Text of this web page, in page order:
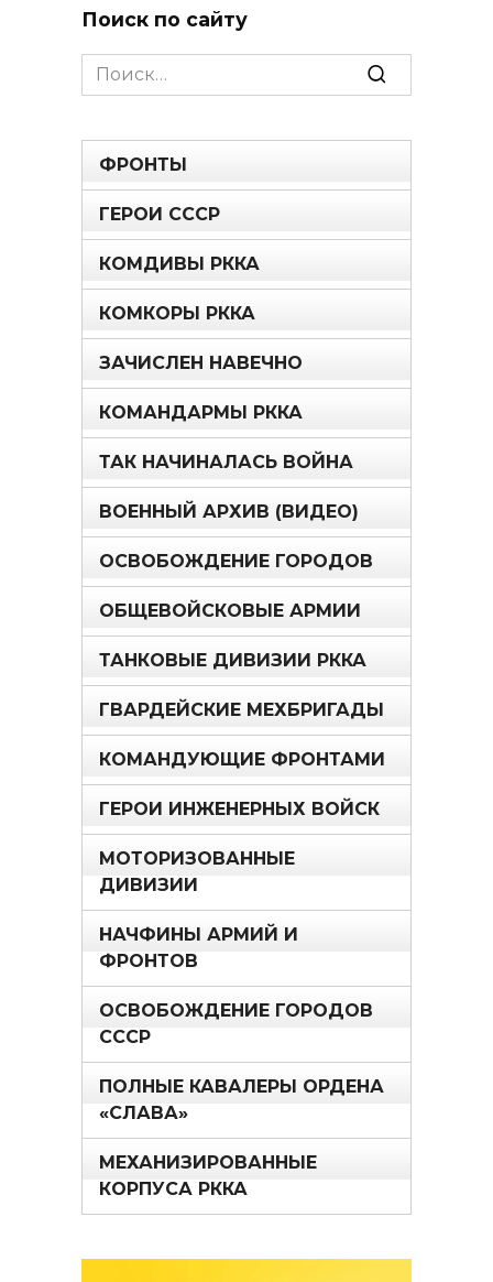
Поиск по сайту
Search
for:
ФРОНТЫ
ГЕРОИ СССР
КОМДИВЫ РККА
КОМКОРЫ РККА
ЗАЧИСЛЕН НАВЕЧНО
КОМАНДАРМЫ РККА
ТАК НАЧИНАЛАСЬ ВОЙНА
ВОЕННЫЙ АРХИВ (ВИДЕО)
ОСВОБОЖДЕНИЕ ГОРОДОВ
ОБЩЕВОЙСКОВЫЕ АРМИИ
ТАНКОВЫЕ ДИВИЗИИ РККА
ГВАРДЕЙСКИЕ МЕХБРИГАДЫ
КОМАНДУЮЩИЕ ФРОНТАМИ
ГЕРОИ ИНЖЕНЕРНЫХ ВОЙСК
МОТОРИЗОВАННЫЕ
ДИВИЗИИ
НАЧФИНЫ АРМИЙ И
ФРОНТОВ
ОСВОБОЖДЕНИЕ ГОРОДОВ
СССР
ПОЛНЫЕ КАВАЛЕРЫ ОРДЕНА
«СЛАВА»
МЕХАНИЗИРОВАННЫЕ
КОРПУСА РККА